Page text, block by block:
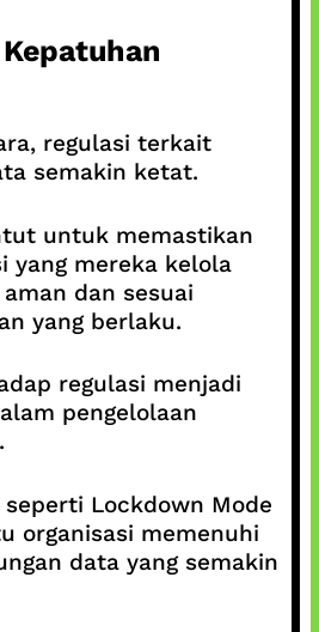
regulasi terkait
semakin ketat.
untuk memastikan
yang mereka kelola
dan sesuai
yang berlaku.
regulasi menjadi
pengelolaan
Lockdown Mode
organisasi memenuhi
data yang semakin